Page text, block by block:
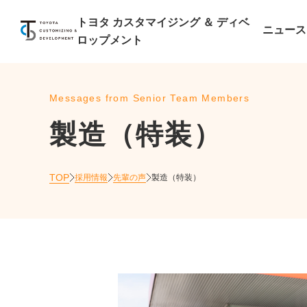
トヨタ カスタマイジング ＆ ディベ
ロップメント
ニュース
Messages from Senior Team Members
製造（特装）
TOP 採用情報 先輩の声 製造（特装）